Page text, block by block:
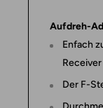
Aufdreh-
Enfach
Receiver
Der F-